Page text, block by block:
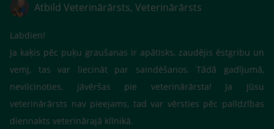
Atbild Veterinārārsts, Veterinārārsts
Labdien!
Ja kaķis pēc puķu graušanas ir apātisks, zaudējis ēstgribu un
vemj, tas var liecināt par saindēšanos. Tādā gadījumā,
nevilcinoties, jāvēršas pie veterinārārsta! Ja Jūsu
veterinārārsts nav pieejams, tad var vērsties pēc palīdzības
diennakts veterinārajā klīnikā.